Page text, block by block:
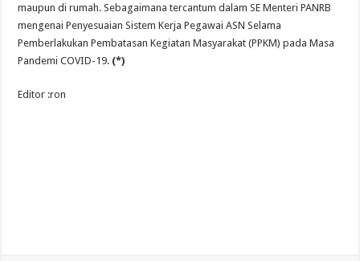
maupun di rumah. Sebagaimana tercantum dalam SE Menteri PANRB
mengenai Penyesuaian Sistem Kerja Pegawai ASN Selama
Pemberlakukan Pembatasan Kegiatan Masyarakat (PPKM) pada Masa
Pandemi COVID-19. (*)
Editor :ron